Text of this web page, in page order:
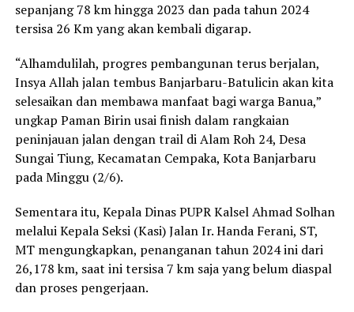
sepanjang 78 km hingga 2023 dan pada tahun 2024
tersisa 26 Km yang akan kembali digarap.
“Alhamdulilah, progres pembangunan terus berjalan,
Insya Allah jalan tembus Banjarbaru-Batulicin akan kita
selesaikan dan membawa manfaat bagi warga Banua,”
ungkap Paman Birin usai finish dalam rangkaian
peninjauan jalan dengan trail di Alam Roh 24, Desa
Sungai Tiung, Kecamatan Cempaka, Kota Banjarbaru
pada Minggu (2/6).
Sementara itu, Kepala Dinas PUPR Kalsel Ahmad Solhan
melalui Kepala Seksi (Kasi) Jalan Ir. Handa Ferani, ST,
MT mengungkapkan, penanganan tahun 2024 ini dari
26,178 km, saat ini tersisa 7 km saja yang belum diaspal
dan proses pengerjaan.